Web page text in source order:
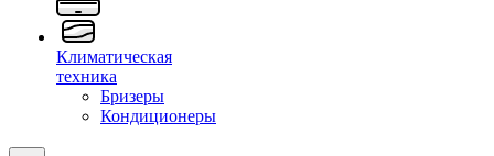
Климатическая
техника
Бризеры
Кондиционеры